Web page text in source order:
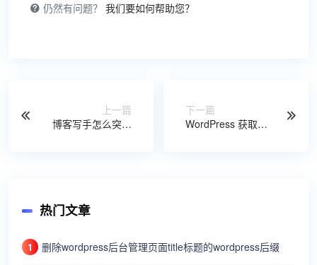
仍然有问题？ 我们要如何帮助您？
上一篇
博客写手怎么突破
下一篇
WordPress 获取指
热门文章
1 删除wordpress后台管理页面title标题的wordpress后缀